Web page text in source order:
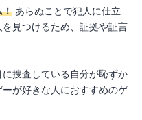
！ あらぬことで犯人に仕立
見つけるため、証拠や証言
捜査している自分が恥ずか
が好きな人におすすめのゲ